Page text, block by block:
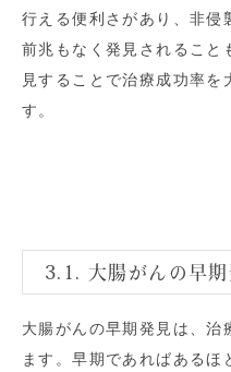
行える便利さがあり、非侵
前兆もなく発見されること
見することで治療成功率
す。
3.1. 大腸がんの早
大腸がんの早期発見は、治
ます。早期であればあるほ